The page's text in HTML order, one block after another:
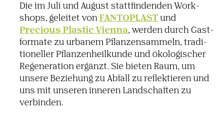
Die im Juli und August statt­fin­denden Work­
shops, geleitet von FANTO­PLASTund
Precious Plastic Vienna, werden durch Gast­
for­mate zu urbanem Pflan­zen­sam­meln, tradi­
tio­neller Pflan­zen­heil­kunde und ökolo­gi­scher
Rege­ne­ra­tion ergänzt. Sie bieten Raum, um
unsere Bezie­hung zu Abfall zu reflek­tieren und
uns mit unseren inneren Land­schaften zu
verbinden.